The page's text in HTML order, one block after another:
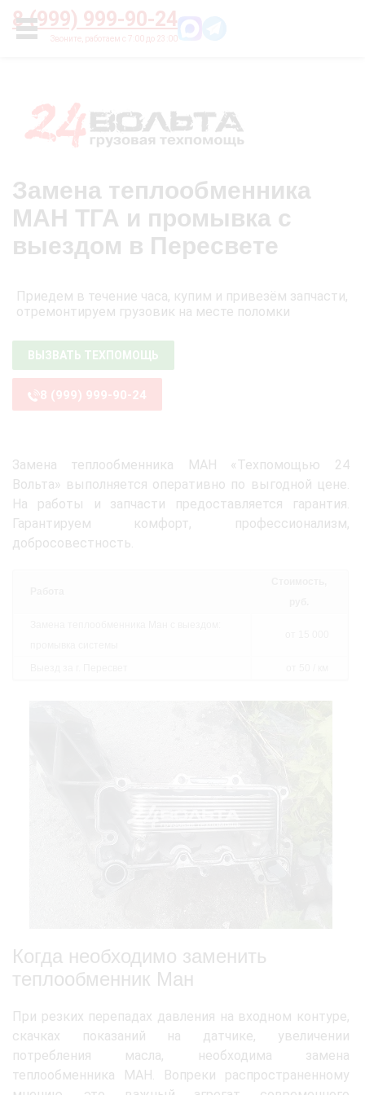
8 (999) 999-90-24
УСЛУГИ
Главная О нас Цены
Замена теплообменника
МАН ТГА и промывка с
выездом в Пересвете
Приедем в течение часа, купим и привезём запчасти,
отремонтируем грузовик на месте поломки
ВЫЗВАТЬ ТЕХПОМОЩЬ
8 (999) 999-90-24
Замена теплообменника МАН «Техпомощью 24
Вольта» выполняется оперативно по выгодной цене.
На работы и запчасти предоставляется гарантия.
Гарантируем комфорт, профессионализм,
добросовестность.
Когда необходимо заменить
теплообменник Ман
При резких перепадах давления на входном контуре,
скачках показаний на датчике, увеличении
потребления масла, необходима замена
теплообменника МАН. Вопреки распространенному